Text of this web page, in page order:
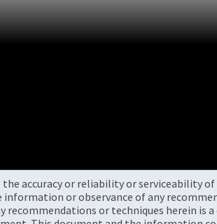
accuracy or reliability or serviceability
or observance of any
or techniques herein is